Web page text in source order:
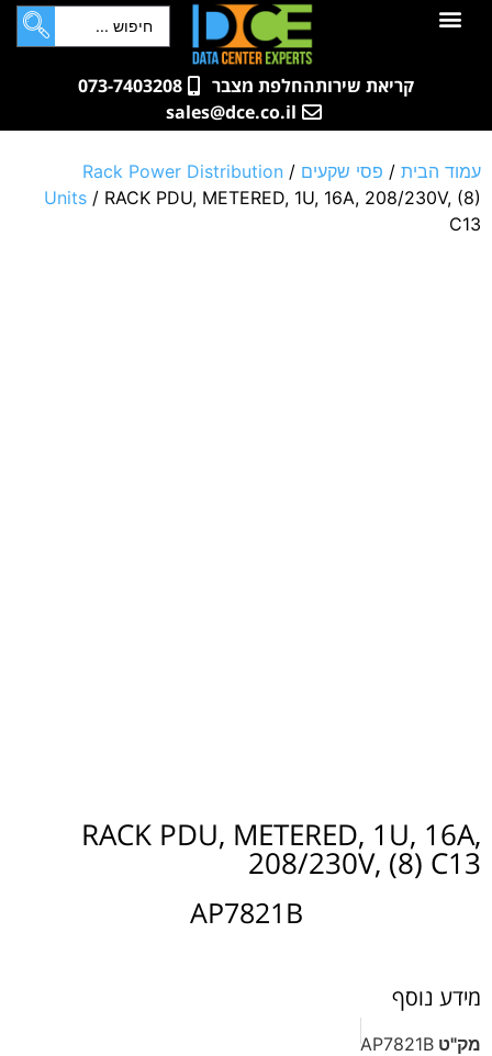
לתוכן
קריאת שירותהחלפת מצבר
073-7403208
sales@dce.co.il
עמוד הבית / פסי שקעים /
Rack Power Distribution
Units / RACK PDU, METERED, 1U, 16A, 208/230V, (8)
C13
RACK PDU, METERED, 1U, 16A,
208/230V, (8) C13
AP7821B
מידע נוסף
מק"ט AP7821B